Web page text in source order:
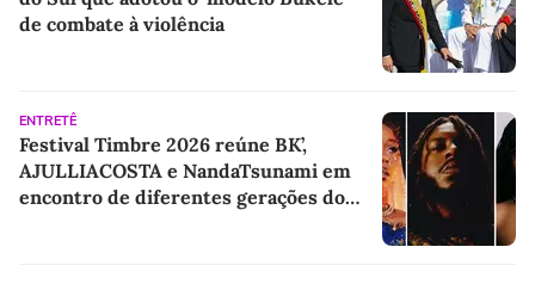
de combate à violência
ENTRETÊ
Festival Timbre 2026 reúne BK’,
AJULLIACOSTA e NandaTsunami em
encontro de diferentes gerações do